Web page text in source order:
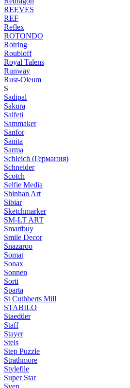
REEVES
REF
Reflex
ROTONDO
Rotring
Roubloff
Royal Talens
Runway
Rust-Oleum
S
Sadipal
Sakura
Salfeti
Sammaker
Sanfor
Sanita
Sarma
Schleich (Германия)
Schneider
Scotch
Selfie Media
Shinhan Art
Sibiar
Sketchmarker
SM-LT ART
Smartbuy
Smile Decor
Snazaroo
Somat
Sonax
Sonnen
Sorti
Sparta
St Cuthberts Mill
STABILO
Staedtler
Staff
Stayer
Stels
Step Puzzle
Strathmore
Stylefile
Super Star
Sven